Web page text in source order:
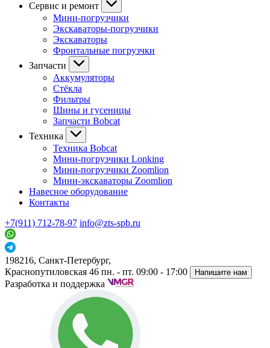
Сервис и ремонт
Мини-погрузчики
Экскаваторы-погрузчики
Экскаваторы
Фронтальные погрузчки
Запчасти
Аккумуляторы
Стёкла
Фильтры
Шины и гусеницы
Запчасти Bobcat
Техника
Техника Bobcat
Мини-погрузчики Lonking
Мини-погрузчики Zoomlion
Мини-экскаваторы Zoomlion
Навесное оборудование
Контакты
+7(911) 712-78-97 info@zts-spb.ru
198216, Санкт-Петербург,
Краснопутиловская 46 пн. - пт. 09:00 - 17:00 Напишите нам
Разработка и поддержка